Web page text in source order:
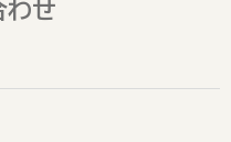
わせ